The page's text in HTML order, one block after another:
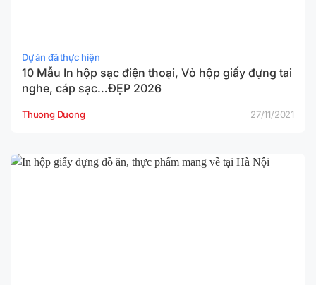
Dự án đã thực hiện
10 Mẫu In hộp sạc điện thoại, Vỏ hộp giấy đựng tai
nghe, cáp sạc…ĐẸP 2026
Thuong Duong 27/11/2021